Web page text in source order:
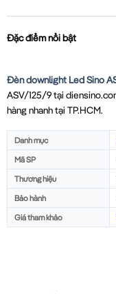
Đặc điểm nổi bật
Đèn downlight Led Sino
ASV/125/9 tại
hàng nhanh tại TP.HCM.
Danh mục
Mã SP
Thương hiệu
Bảo hành
Giá tham khảo